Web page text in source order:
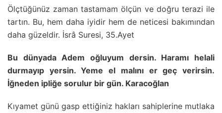
Ölçtüğünüz zaman tastamam ölçün ve doğru terazi ile
tartın. Bu, hem daha iyidir hem de neticesi bakımından
daha güzeldir. İsrâ Suresi, 35.Ayet
Bu dünyada Adem oğluyum dersin. Haramı helali
durmayıp yersin. Yeme el malını er geç verirsin.
İğneden ipliğe sorulur bir gün. Karacoğlan
Kıyamet günü gasp ettiğiniz hakları sahiplerine mutlaka